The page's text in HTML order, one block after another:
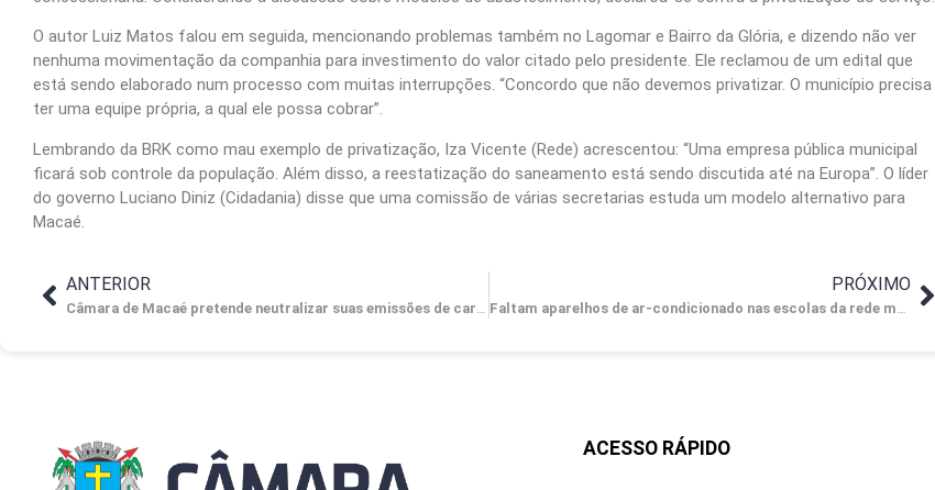
O autor Luiz Matos falou em seguida, mencionando problemas também no Lagomar e Bairro da Glória, e dizendo não ver
nenhuma movimentação da companhia para investimento do valor citado pelo presidente. Ele reclamou de um edital que
está sendo elaborado num processo com muitas interrupções. “Concordo que não devemos privatizar. O município precisa
ter uma equipe própria, a qual ele possa cobrar”.
Lembrando da BRK como mau exemplo de privatização, Iza Vicente (Rede) acrescentou: “Uma empresa pública municipal
ficará sob controle da população. Além disso, a reestatização do saneamento está sendo discutida até na Europa”. O líder
do governo Luciano Diniz (Cidadania) disse que uma comissão de várias secretarias estuda um modelo alternativo para
Macaé.
ANTERIOR
Câmara de Macaé pretende neutralizar suas emissões de carbono
PRÓXIMO
Faltam aparelhos de ar-condicionado nas escolas da rede municipal
ACESSO RÁPIDO